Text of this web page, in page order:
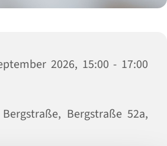
2026, 15:00 - 17:00
Bergstraße 52a,